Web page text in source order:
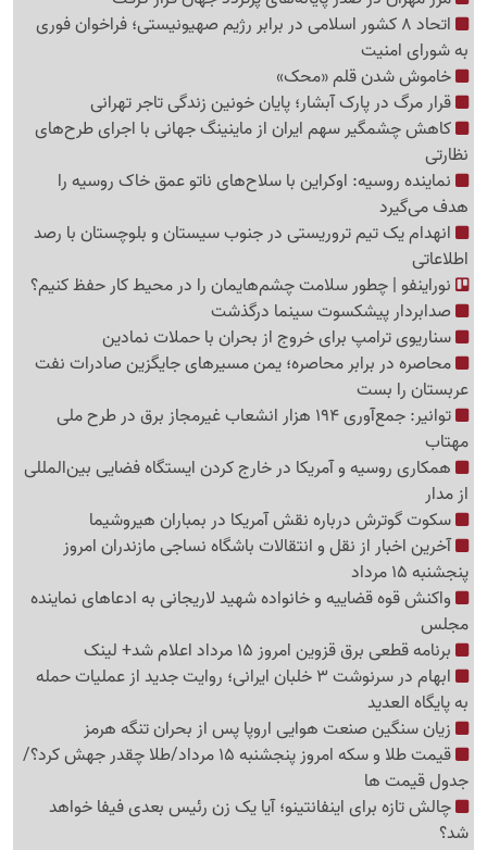
اتحاد 8 کشور اسلامی در برابر رژیم صهیونیستی؛ فراخوان فوری
به شورای امنیت
خاموش شدن قلم «محک»
قرار مرگ در پارک آبشار؛ پایان خونین زندگی تاجر تهرانی
کاهش چشمگیر سهم ایران از ماینینگ جهانی با اجرای طرح‌های
نظارتی
نماینده روسیه: اوکراین با سلاح‌های ناتو عمق خاک روسیه را
هدف می‌گیرد
انهدام یک تیم تروریستی در جنوب سیستان و بلوچستان با رصد
اطلاعاتی
نوراینفو | چطور سلامت چشم‌هایمان را در محیط کار حفظ کنیم؟
صدابردار پیشکسوت سینما درگذشت
سناریوی ترامپ برای خروج از بحران با حملات نمادین
محاصره در برابر محاصره؛ یمن مسیرهای جایگزین صادرات نفت
عربستان را بست
توانیر: جمع‌آوری 194 هزار انشعاب غیرمجاز برق در طرح ملی
مهتاب
همکاری روسیه و آمریکا در خارج کردن ایستگاه فضایی بین‌المللی
از مدار
سکوت گوترش درباره نقش آمریکا در بمباران هیروشیما
آخرین اخبار از نقل و انتقالات باشگاه نساجی مازندران امروز
پنجشنبه 15 مرداد
واکنش قوه قضاییه و خانواده شهید لاریجانی به ادعاهای نماینده
مجلس
برنامه قطعی برق قزوین امروز 15 مرداد اعلام شد+ لینک
ابهام در سرنوشت 3 خلبان ایرانی؛ روایت جدید از عملیات حمله
به پایگاه العدید
زیان سنگین صنعت هوایی اروپا پس از بحران تنگه هرمز
قیمت طلا و سکه امروز پنجشنبه 15 مرداد/طلا چقدر جهش کرد؟/
جدول قیمت ها
چالش تازه برای اینفانتینو؛ آیا یک زن رئیس بعدی فیفا خواهد
شد؟